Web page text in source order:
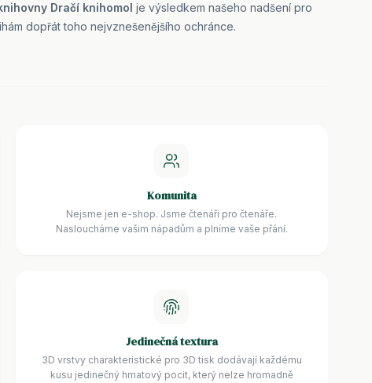
Dračí knihomol je výsledkem našeho nadšení pro
dopřát toho nejvznešenějšího ochránce.
Komunita
Nejsme jen e-shop. Jsme čtenáři pro čtenáře.
Nasloucháme vašim nápadům a plníme vaše přání.
Jedinečná textura
3D vrstvy charakteristické pro 3D tisk dodávají každému
kusu jedinečný hmatový pocit, který nelze hromadně